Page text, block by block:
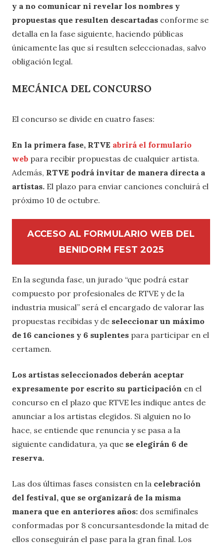
y a no comunicar ni revelar los nombres y
propuestas que resulten descartadas conforme se
detalla en la fase siguiente, haciendo públicas
únicamente las que sí resulten seleccionadas, salvo
obligación legal.
MECÁNICA DEL CONCURSO
El concurso se divide en cuatro fases:
En la primera fase, RTVE abrirá el formulario
web para recibir propuestas de cualquier artista.
Además, RTVE podrá invitar de manera directa a
artistas. El plazo para enviar canciones concluirá el
próximo 10 de octubre.
ACCESO AL FORMULARIO WEB DEL
BENIDORM FEST 2025
En la segunda fase, un jurado “que podrá estar
compuesto por profesionales de RTVE y de la
industria musical” será el encargado de valorar las
propuestas recibidas y de seleccionar un máximo
de 16 canciones y 6 suplentes para participar en el
certamen.
Los artistas seleccionados deberán aceptar
expresamente por escrito su participación en el
concurso en el plazo que RTVE les indique antes de
anunciar a los artistas elegidos. Si alguien no lo
hace, se entiende que renuncia y se pasa a la
siguiente candidatura, ya que se elegirán 6 de
reserva.
Las dos últimas fases consisten en la celebración
del festival, que se organizará de la misma
manera que en anteriores años: dos semifinales
conformadas por 8 concursantesdonde la mitad de
ellos conseguirán el pase para la gran final. Los